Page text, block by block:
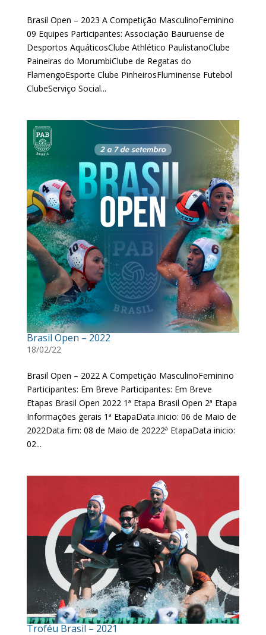
Brasil Open – 2023 A Competição MasculinoFeminino
09 Equipes Participantes: Associação Bauruense de
Desportos AquáticosClube Athlético PaulistanoClube
Paineiras do MorumbiClube de Regatas do
FlamengoEsporte Clube PinheirosFluminense Futebol
ClubeServiço Social...
Brasil Open – 2022
18/02/22
Brasil Open – 2022 A Competição MasculinoFeminino
Participantes: Em Breve Participantes: Em Breve
Etapas Brasil Open 2022 1ª Etapa Brasil Open 2ª Etapa
Informações gerais 1ª EtapaData inicio: 06 de Maio de
2022Data fim: 08 de Maio de 20222ª EtapaData inicio:
02...
Troféu Brasil – 2021